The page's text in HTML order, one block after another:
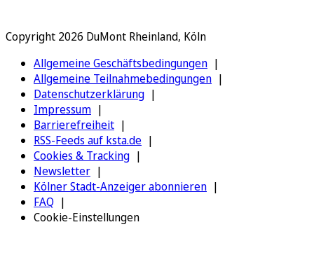
Copyright 2026 DuMont Rheinland, Köln
Allgemeine Geschäftsbedingungen
Allgemeine Teilnahmebedingungen
Datenschutzerklärung
Impressum
Barrierefreiheit
RSS-Feeds auf ksta.de
Cookies & Tracking
Newsletter
Kölner Stadt-Anzeiger abonnieren
FAQ
Cookie-Einstellungen